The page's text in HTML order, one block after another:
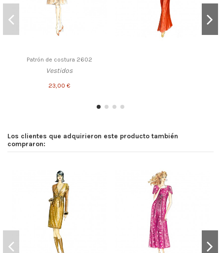
Patrón de costura 2602
Vestidos
23,00 €
Los clientes que adquirieron este producto también
compraron: